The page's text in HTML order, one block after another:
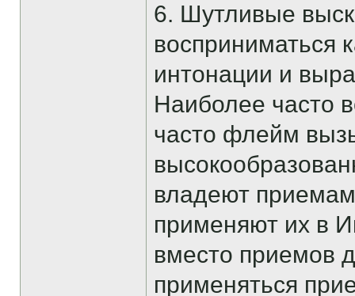
6. Шутливые
восприниматься
интонации и
Наиболее часто
часто флейм
владеют
применяют их в
вместо приемов
применяться